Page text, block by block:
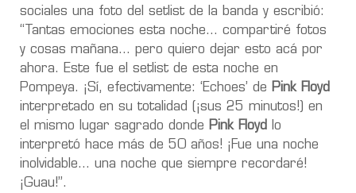
sociales una foto del setlist de la banda y escribió:
“Tantas emociones esta noche… compartiré fotos
y cosas mañana… pero quiero dejar esto acá por
ahora. Este fue el setlist de esta noche en
Pompeya. ¡Sí, efectivamente: ‘Echoes’ de Pink Floyd
interpretado en su totalidad (¡sus 25 minutos!) en
el mismo lugar sagrado donde Pink Floyd
lo
interpretó hace más de 50 años! ¡Fue una noche
inolvidable… una noche que siempre recordaré!
¡Guau!”.